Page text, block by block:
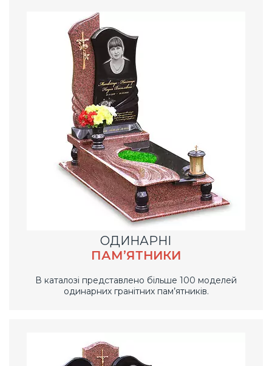
ОДИНАРНІ
ПАМ’ЯТНИКИ
В каталозі представлено більше 100 моделей
одинарних гранітних пам’ятників.